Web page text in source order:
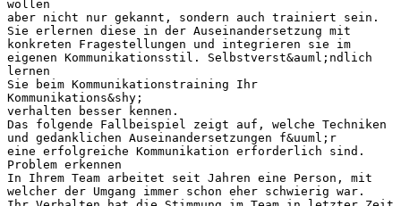
wollen
aber nicht nur gekannt, sondern auch trainiert sein.
Sie erlernen diese in der Auseinandersetzung mit
konkreten Fragestellungen und integrieren sie im
eigenen Kommunikationsstil. Selbstverst&auml;ndlich
lernen
Sie beim Kommunikationstraining Ihr
Kommunikations&shy;
verhalten besser kennen.
Das folgende Fallbeispiel zeigt auf, welche Techniken
und gedanklichen Auseinandersetzungen f&uuml;r
eine erfolgreiche Kommunikation erforderlich sind.
Problem erkennen
In Ihrem Team arbeitet seit Jahren eine Person, mit
welcher der Umgang immer schon eher schwierig war.